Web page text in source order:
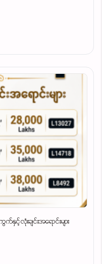
င့်လုံးချင်းအရောင်းများ